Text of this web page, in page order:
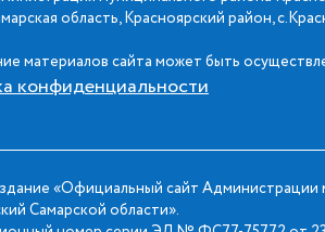
область, Красноярский район,
материалов сайта может быть
конфиденциальности
«Официальный сайт Администрации
Самарской области».